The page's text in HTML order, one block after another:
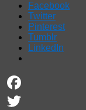
Facebook
Twitter
Pinterest
Tumblr
LinkedIn
Facebook